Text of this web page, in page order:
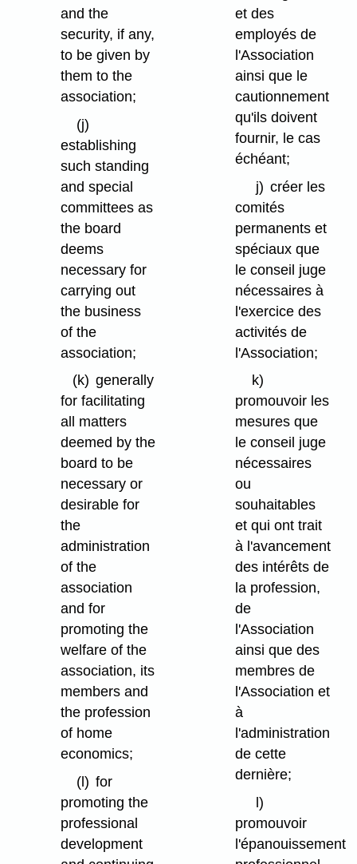
and the
security, if any,
to be given by
them to the
association;
(j)
establishing
such standing
and special
committees as
the board
deems
necessary for
carrying out
the business
of the
association;
(k) generally
for facilitating
all matters
deemed by the
board to be
necessary or
desirable for
the
administration
of the
association
and for
promoting the
welfare of the
association, its
members and
the profession
of home
economics;
(l) for
promoting the
professional
development
et des
employés de
l'Association
ainsi que le
cautionnement
qu'ils doivent
fournir, le cas
échéant;
j) créer les
comités
permanents et
spéciaux que
le conseil juge
nécessaires à
l'exercice des
activités de
l'Association;
k)
promouvoir les
mesures que
le conseil juge
nécessaires
ou
souhaitables
et qui ont trait
à l'avancement
des intérêts de
la profession,
de
l'Association
ainsi que des
membres de
l'Association et
à
l'administration
de cette
dernière;
l)
promouvoir
l'épanouissement